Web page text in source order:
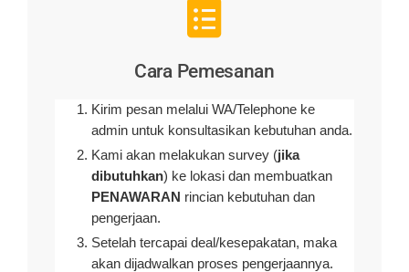
Cara Pemesanan
Kirim pesan melalui WA/Telephone ke
admin untuk konsultasikan kebutuhan anda.
Kami akan melakukan survey (jika
dibutuhkan) ke lokasi dan membuatkan
PENAWARAN rincian kebutuhan dan
pengerjaan.
Setelah tercapai deal/kesepakatan, maka
akan dijadwalkan proses pengerjaannya.